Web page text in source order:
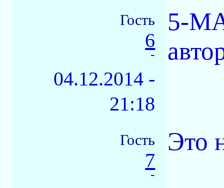
Гость
6
-
04.12.2014 -
21:18
5-
Гость
7
-
Это